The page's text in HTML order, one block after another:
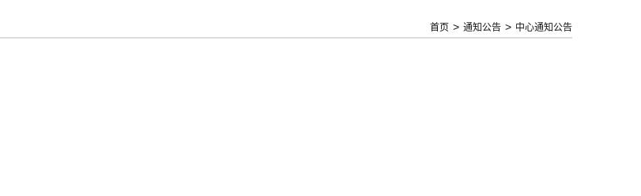
首页 > 通知公告 > 中心通知公告